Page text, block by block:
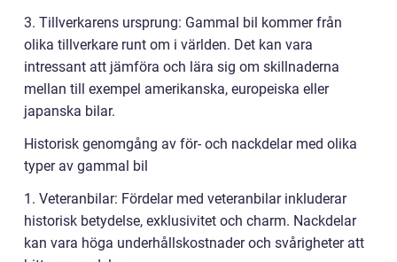
3. Tillverkarens ursprung: Gammal bil kommer från
olika tillverkare runt om i världen. Det kan vara
intressant att jämföra och lära sig om skillnaderna
mellan till exempel amerikanska, europeiska eller
japanska bilar.
Historisk genomgång av för- och nackdelar med olika
typer av gammal bil
1. Veteranbilar: Fördelar med veteranbilar inkluderar
historisk betydelse, exklusivitet och charm. Nackdelar
kan vara höga underhållskostnader och svårigheter att